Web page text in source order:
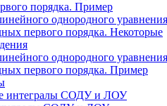
порядка. Пример
однородного
первого порядка. Некоторые
однородного
первого порядка. Пример
интегралы СОДУ и ЛОУ